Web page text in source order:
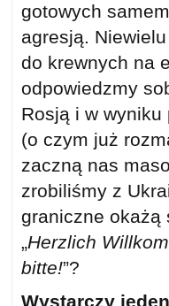
gotowych
agresją.
do krewnych na
odpowiedzmy
Rosją i w
(o czym już
zaczną nas
zrobiliśmy z
graniczne okażą
„Herzlich
bitte!”?
Wystarczy